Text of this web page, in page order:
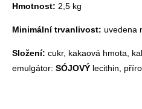
Hmotnost: 2,5 kg
Minimální trvanlivost: uvedena
Složení: cukr, kakaová hmota,
emulgátor: SÓJOVÝ lecithin,